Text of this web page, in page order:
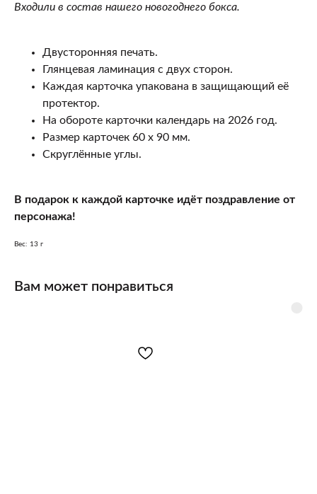
Входили в состав нашего новогоднего бокса.
Двусторонняя печать.
Глянцевая ламинация с двух сторон.
Каждая карточка упакована в защищающий её
протектор.
На обороте карточки календарь на 2026 год.
Размер карточек 60 х 90 мм.
Скруглённые углы.
В подарок к каждой карточке идёт поздравление от
персонажа!
Вес: 13 г
Вам может понравиться